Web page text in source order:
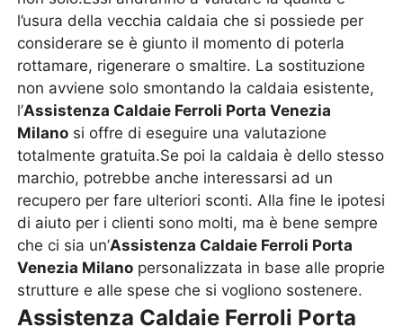
l’usura della vecchia caldaia che si possiede per
considerare se è giunto il momento di poterla
rottamare, rigenerare o smaltire. La sostituzione
non avviene solo smontando la caldaia esistente,
l’Assistenza Caldaie Ferroli Porta Venezia
Milano si offre di eseguire una valutazione
totalmente gratuita.Se poi la caldaia è dello stesso
marchio, potrebbe anche interessarsi ad un
recupero per fare ulteriori sconti. Alla fine le ipotesi
di aiuto per i clienti sono molti, ma è bene sempre
che ci sia un’Assistenza Caldaie Ferroli Porta
Venezia Milano personalizzata in base alle proprie
strutture e alle spese che si vogliono sostenere.
Assistenza Caldaie Ferroli Porta